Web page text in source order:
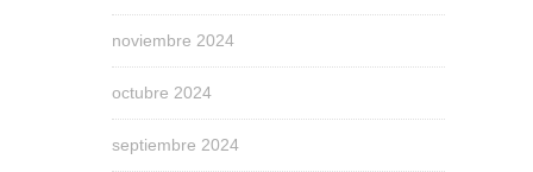
noviembre 2024
octubre 2024
septiembre 2024